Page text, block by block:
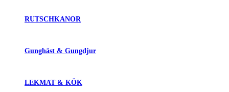
RUTSCHKANOR
Gunghäst & Gungdjur
LEKMAT & KÖK